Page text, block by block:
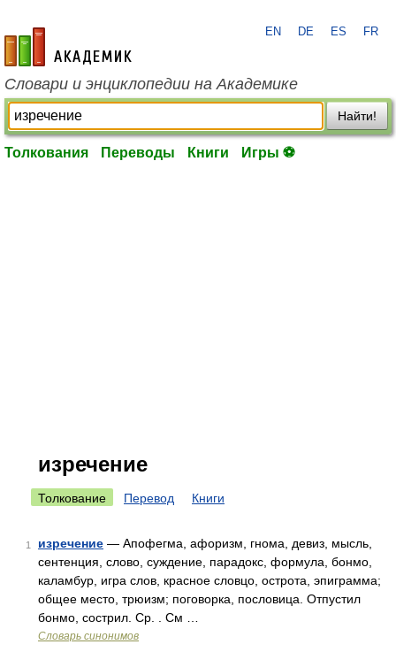
academic.ru
EN DE ES FR
Словари и энциклопедии на Академике
Найти!
Толкования Переводы Книги Игры ⚽
изречение
Толкование Перевод Книги
1 изречение — Апофегма, афоризм, гнома, девиз, мысль,
сентенция, слово, суждение, парадокс, формула, бонмо,
каламбур, игра слов, красное словцо, острота, эпиграмма;
общее место, трюизм; поговорка, пословица. Отпустил
бонмо, сострил. Ср. . См …
Словарь синонимов